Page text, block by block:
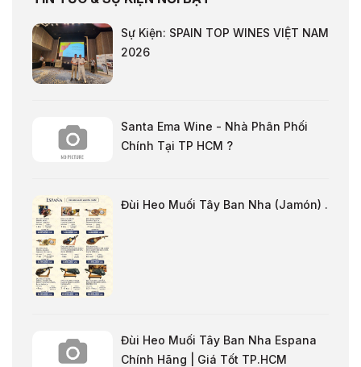
Sự Kiện: SPAIN TOP WINES VIỆT NAM
2026
Santa Ema Wine - Nhà Phân Phối
Chính Tại TP HCM ?
Đùi Heo Muối Tây Ban Nha (Jamón) .
Đùi Heo Muối Tây Ban Nha Espana
Chính Hãng | Giá Tốt TP.HCM